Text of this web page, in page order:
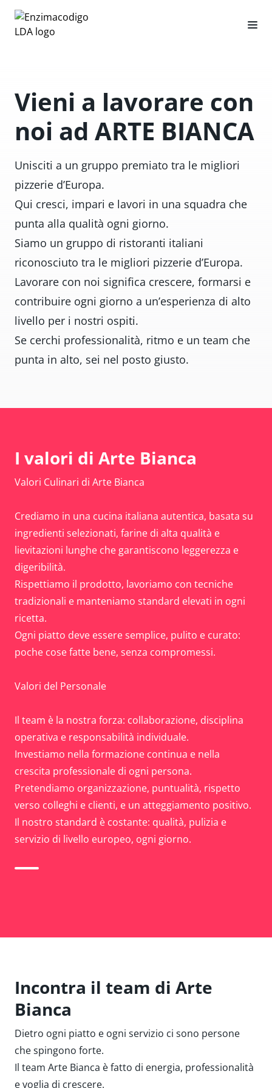
Vieni a lavorare con
noi ad ARTE BIANCA
Unisciti a un gruppo premiato tra le migliori
pizzerie d’Europa.
Qui cresci, impari e lavori in una squadra che
punta alla qualità ogni giorno.
Siamo un gruppo di ristoranti italiani
riconosciuto tra le migliori pizzerie d’Europa.
Lavorare con noi significa crescere, formarsi e
contribuire ogni giorno a un’esperienza di alto
livello per i nostri ospiti.
Se cerchi professionalità, ritmo e un team che
punta in alto, sei nel posto giusto.
I valori di Arte Bianca
Valori Culinari di Arte Bianca
Crediamo in una cucina italiana autentica, basata su
ingredienti selezionati, farine di alta qualità e
lievitazioni lunghe che garantiscono leggerezza e
digeribilità.
Rispettiamo il prodotto, lavoriamo con tecniche
tradizionali e manteniamo standard elevati in ogni
ricetta.
Ogni piatto deve essere semplice, pulito e curato:
poche cose fatte bene, senza compromessi.
Valori del Personale
Il team è la nostra forza: collaborazione, disciplina
operativa e responsabilità individuale.
Investiamo nella formazione continua e nella
crescita professionale di ogni persona.
Pretendiamo organizzazione, puntualità, rispetto
verso colleghi e clienti, e un atteggiamento positivo.
Il nostro standard è costante: qualità, pulizia e
servizio di livello europeo, ogni giorno.
Incontra il team di Arte
Bianca
Dietro ogni piatto e ogni servizio ci sono persone
che spingono forte.
Il team Arte Bianca è fatto di energia, professionalità
e voglia di crescere.